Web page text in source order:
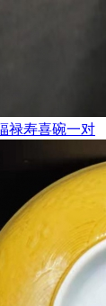
禄寿喜碗一对